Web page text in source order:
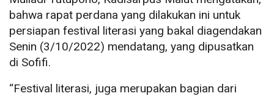
bahwa rapat perdana yang dilakukan ini untuk
persiapan festival literasi yang bakal diagendakan
Senin (3/10/2022) mendatang, yang dipusatkan
di Sofifi.
“Festival literasi, juga merupakan bagian dari